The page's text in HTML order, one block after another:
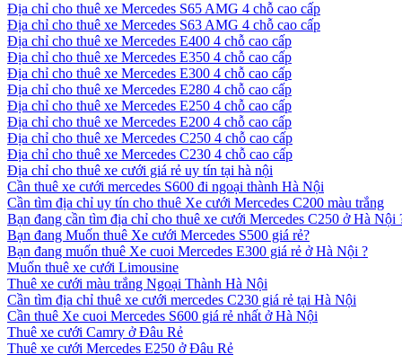
Địa chỉ cho thuê xe Mercedes S65 AMG 4 chỗ cao cấp
Địa chỉ cho thuê xe Mercedes S63 AMG 4 chỗ cao cấp
Địa chỉ cho thuê xe Mercedes E400 4 chỗ cao cấp
Địa chỉ cho thuê xe Mercedes E350 4 chỗ cao cấp
Địa chỉ cho thuê xe Mercedes E300 4 chỗ cao cấp
Địa chỉ cho thuê xe Mercedes E280 4 chỗ cao cấp
Địa chỉ cho thuê xe Mercedes E250 4 chỗ cao cấp
Địa chỉ cho thuê xe Mercedes E200 4 chỗ cao cấp
Địa chỉ cho thuê xe Mercedes C250 4 chỗ cao cấp
Địa chỉ cho thuê xe Mercedes C230 4 chỗ cao cấp
Địa chỉ cho thuê xe cưới giá rẻ uy tín tại hà nội
Cần thuê xe cưới mercedes S600 đi ngoại thành Hà Nội
Cần tìm địa chỉ uy tín cho thuê Xe cưới Mercedes C200 màu trắng
Bạn đang cần tìm địa chỉ cho thuê xe cưới Mercedes C250 ở Hà Nội
Bạn đang Muốn thuê Xe cưới Mercedes S500 giá rẻ?
Bạn đang muốn thuê Xe cuoi Mercedes E300 giá rẻ ở Hà Nội ?
Muốn thuê xe cưới Limousine
Thuê xe cưới màu trắng Ngoại Thành Hà Nội
Cần tìm địa chỉ thuê xe cưới mercedes C230 giá rẻ tại Hà Nội
Cần thuê Xe cuoi Mercedes S600 giá rẻ nhất ở Hà Nội
Thuê xe cưới Camry ở Đâu Rẻ
Thuê xe cưới Mercedes E250 ở Đâu Rẻ